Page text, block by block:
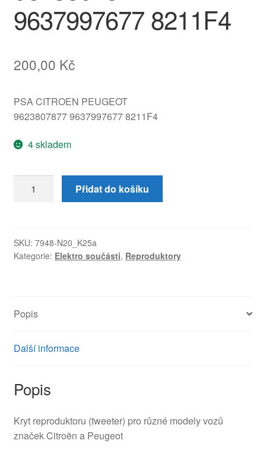
9637997677 8211F4
200,00 Kč
PSA CITROEN PEUGEOT
9623807877 9637997677 8211F4
4 skladem
reproduktoru
9623807877
9637997677
Přidat do košíku
SKU: 7948-N20_K25a
Kategorie: Elektro součásti, Reproduktory
Popis
Další informace
Popis
Kryt reproduktoru (tweeter) pro různé modely vozů
značek Citroën a Peugeot